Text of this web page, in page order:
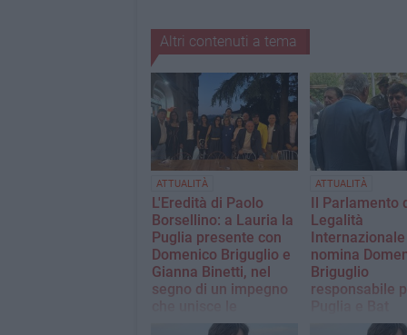
Altri contenuti a tema
ATTUALITÀ
L'Eredità di Paolo
Borsellino: a Lauria la
Puglia presente con
Domenico Briguglio e
Gianna Binetti, nel
segno di un impegno
istituzioni
ATTUALITÀ
Il Parlamento
Legalità
Internazionale
nomina
Briguglio
responsabile
Legalità e impegno